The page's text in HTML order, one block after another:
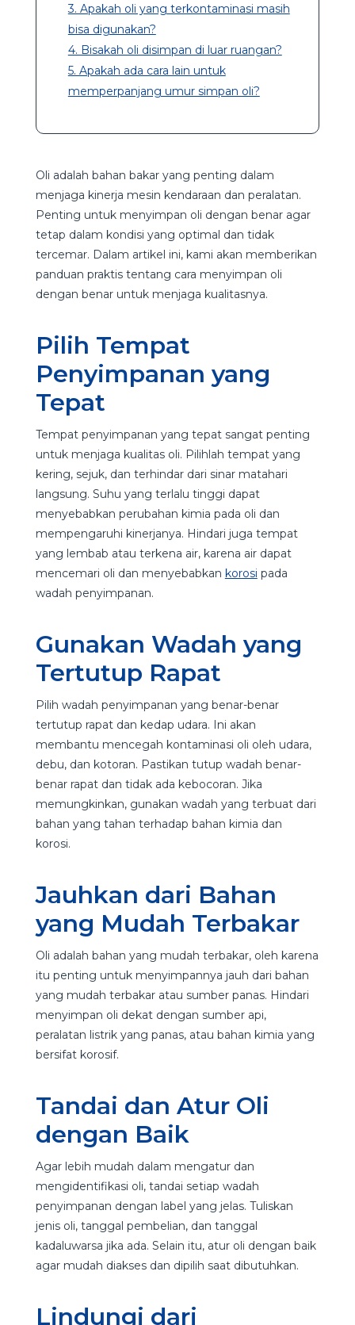
3. Apakah oli yang terkontaminasi masih
bisa digunakan?
4. Bisakah oli disimpan di luar ruangan?
5. Apakah ada cara lain untuk
memperpanjang umur simpan oli?
Oli adalah bahan bakar yang penting dalam
menjaga kinerja mesin kendaraan dan peralatan.
Penting untuk menyimpan oli dengan benar agar
tetap dalam kondisi yang optimal dan tidak
tercemar. Dalam artikel ini, kami akan memberikan
panduan praktis tentang cara menyimpan oli
dengan benar untuk menjaga kualitasnya.
Pilih Tempat
Penyimpanan yang
Tepat
Tempat penyimpanan yang tepat sangat penting
untuk menjaga kualitas oli. Pilihlah tempat yang
kering, sejuk, dan terhindar dari sinar matahari
langsung. Suhu yang terlalu tinggi dapat
menyebabkan perubahan kimia pada oli dan
mempengaruhi kinerjanya. Hindari juga tempat
yang lembab atau terkena air, karena air dapat
mencemari oli dan menyebabkan korosi pada
wadah penyimpanan.
Gunakan Wadah yang
Tertutup Rapat
Pilih wadah penyimpanan yang benar-benar
tertutup rapat dan kedap udara. Ini akan
membantu mencegah kontaminasi oli oleh udara,
debu, dan kotoran. Pastikan tutup wadah benar-
benar rapat dan tidak ada kebocoran. Jika
memungkinkan, gunakan wadah yang terbuat dari
bahan yang tahan terhadap bahan kimia dan
korosi.
Jauhkan dari Bahan
yang Mudah Terbakar
Oli adalah bahan yang mudah terbakar, oleh karena
itu penting untuk menyimpannya jauh dari bahan
yang mudah terbakar atau sumber panas. Hindari
menyimpan oli dekat dengan sumber api,
peralatan listrik yang panas, atau bahan kimia yang
bersifat korosif.
Tandai dan Atur Oli
dengan Baik
Agar lebih mudah dalam mengatur dan
mengidentifikasi oli, tandai setiap wadah
penyimpanan dengan label yang jelas. Tuliskan
jenis oli, tanggal pembelian, dan tanggal
kadaluwarsa jika ada. Selain itu, atur oli dengan baik
agar mudah diakses dan dipilih saat dibutuhkan.
Lindungi dari